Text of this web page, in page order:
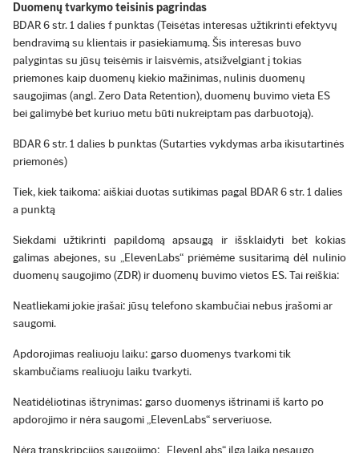
Duomenų tvarkymo teisinis pagrindas
BDAR 6 str. 1 dalies f punktas (Teisėtas interesas užtikrinti efektyvų
bendravimą su klientais ir pasiekiamumą. Šis interesas buvo
palygintas su jūsų teisėmis ir laisvėmis, atsižvelgiant į tokias
priemones kaip duomenų kiekio mažinimas, nulinis duomenų
saugojimas (angl. Zero Data Retention), duomenų buvimo vieta ES
bei galimybė bet kuriuo metu būti nukreiptam pas darbuotoją).
BDAR 6 str. 1 dalies b punktas (Sutarties vykdymas arba ikisutartinės
priemonės)
Tiek, kiek taikoma: aiškiai duotas sutikimas pagal BDAR 6 str. 1 dalies
a punktą
Siekdami užtikrinti papildomą apsaugą ir išsklaidyti bet kokias
galimas abejones, su „ElevenLabs“ priėmėme susitarimą dėl nulinio
duomenų saugojimo (ZDR) ir duomenų buvimo vietos ES. Tai reiškia:
Neatliekami jokie įrašai: jūsų telefono skambučiai nebus įrašomi ar
saugomi.
Apdorojimas realiuoju laiku: garso duomenys tvarkomi tik
skambučiams realiuoju laiku tvarkyti.
Neatidėliotinas ištrynimas: garso duomenys ištrinami iš karto po
apdorojimo ir nėra saugomi „ElevenLabs“ serveriuose.
Nėra transkripcijos saugojimo: „ElevenLabs“ ilgą laiką nesaugo